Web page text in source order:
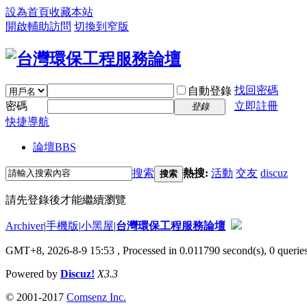
設為首頁收藏本站
開啟輔助訪問 切換到窄版
自動登錄 找回密碼
密碼
登錄
立即註冊
快捷導航
論壇BBS
搜索 搜索 熱搜: 活動 交友 discuz
請先登錄後才能繼續瀏覽
Archiver|手機版|小黑屋|台灣環保工程服務論壇
GMT+8, 2026-8-9 15:53 , Processed in 0.011790 second(s), 0
Powered by Discuz! X3.3
© 2001-2017 Comsenz Inc.